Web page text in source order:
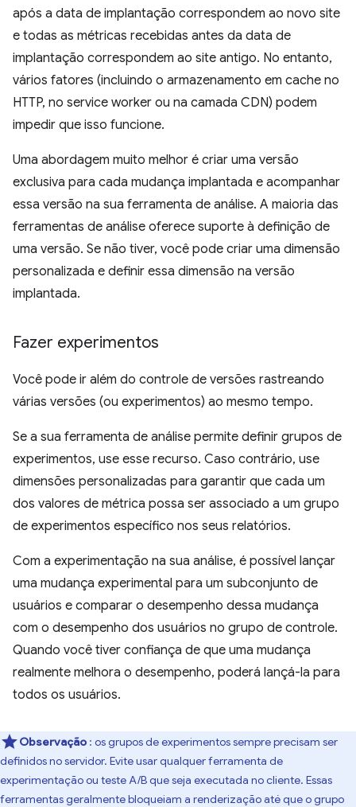
após a data de implantação correspondem ao novo site
e todas as métricas recebidas antes da data de
implantação correspondem ao site antigo. No entanto,
vários fatores (incluindo o armazenamento em cache no
HTTP, no service worker ou na camada CDN) podem
impedir que isso funcione.
Uma abordagem muito melhor é criar uma versão
exclusiva para cada mudança implantada e acompanhar
essa versão na sua ferramenta de análise. A maioria das
ferramentas de análise oferece suporte à definição de
uma versão. Se não tiver, você pode criar uma dimensão
personalizada e definir essa dimensão na versão
implantada.
Fazer experimentos
Você pode ir além do controle de versões rastreando
várias versões (ou experimentos) ao mesmo tempo.
Se a sua ferramenta de análise permite definir grupos de
experimentos, use esse recurso. Caso contrário, use
dimensões personalizadas para garantir que cada um
dos valores de métrica possa ser associado a um grupo
de experimentos específico nos seus relatórios.
Com a experimentação na sua análise, é possível lançar
uma mudança experimental para um subconjunto de
usuários e comparar o desempenho dessa mudança
com o desempenho dos usuários no grupo de controle.
Quando você tiver confiança de que uma mudança
realmente melhora o desempenho, poderá lançá-la para
todos os usuários.
Observação : os grupos de experimentos sempre precisam ser
definidos no servidor. Evite usar qualquer ferramenta de
experimentação ou teste A/B que seja executada no cliente. Essas
ferramentas geralmente bloqueiam a renderização até que o grupo